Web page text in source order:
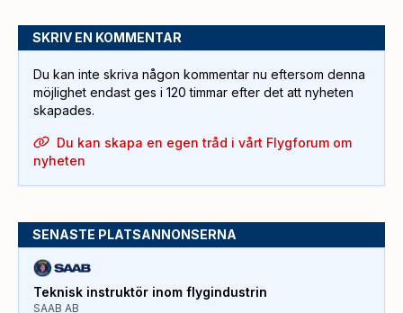
SKRIV EN KOMMENTAR
Du kan inte skriva någon kommentar nu eftersom denna
möjlighet endast ges i 120 timmar efter det att nyheten
skapades.
Du kan skapa en egen tråd i vårt Flygforum om
nyheten
SENASTE PLATSANNONSERNA
Teknisk instruktör inom flygindustrin
SAAB AB